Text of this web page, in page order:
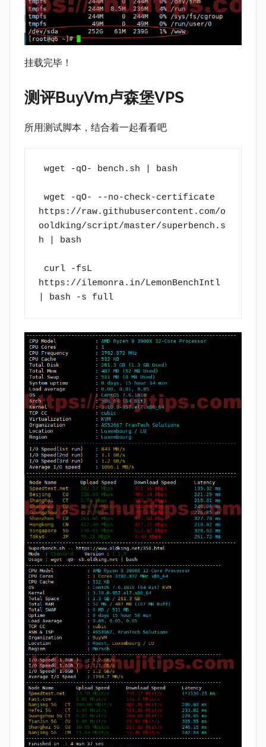
挂载完毕！
测评BuyVm卢森堡VPS
所用测试脚本，结合着一起看看吧
wget -qO- bench.sh | bash
https://raw.githubusercontent.com/o
ooldking/script/master/superbench.s
h | bash
https://ilemonra.in/LemonBenchIntl
| bash -s full